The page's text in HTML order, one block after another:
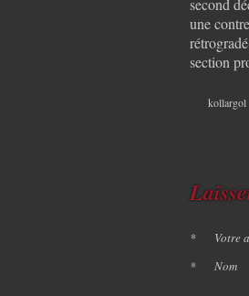
une
section
kollargol
Votre
*
Nom
*